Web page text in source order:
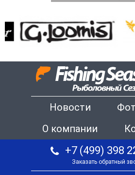
Новости
О компании
+7 (499) 398
Заказать обратный